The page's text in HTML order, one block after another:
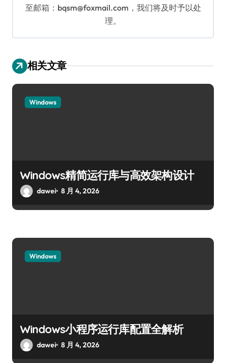
至邮箱：bqsm@foxmail.com，我们将及时予以处
理。
相关文章
Windows
Windows精简运行库与高效架构设计
dawei 8 月 4, 2026
Windows
Windows小程序运行库配置全解析
dawei 8 月 4, 2026